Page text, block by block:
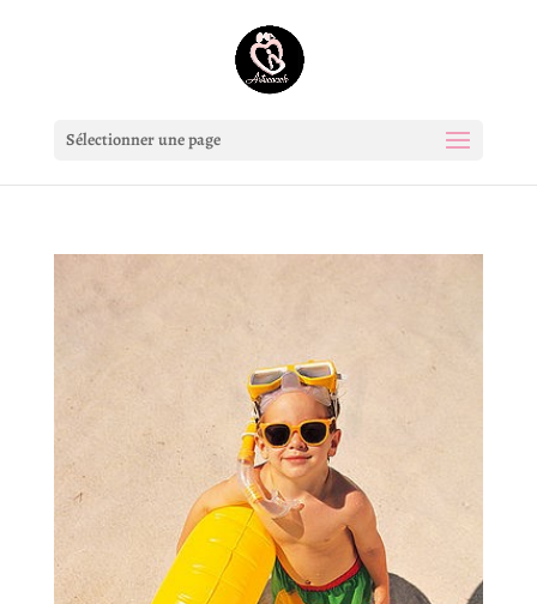
Sélectionner une page